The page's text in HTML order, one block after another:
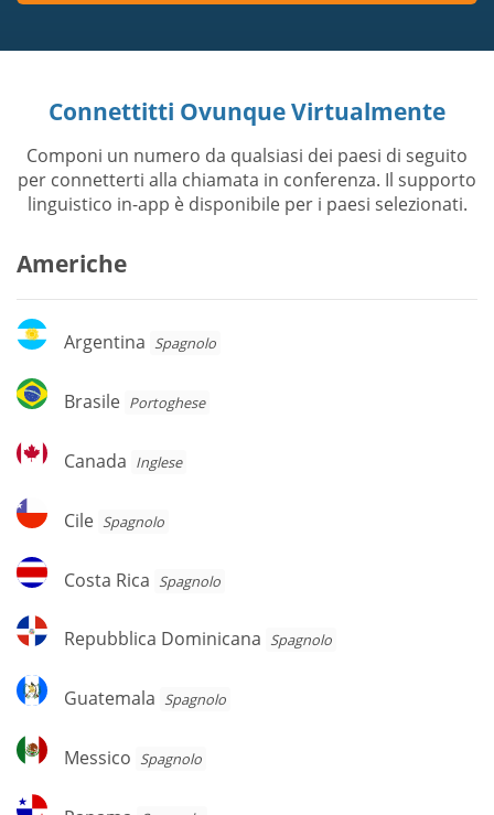
Connettitti Ovunque Virtualmente
Componi un numero da qualsiasi dei paesi di seguito
per connetterti alla chiamata in conferenza. Il supporto
linguistico in-app è disponibile per i paesi selezionati.
Americhe
Argentina
Argentina Spagnolo
Brasile
Brasile Portoghese
Canada
Canada Inglese
Cile
Cile Spagnolo
Costa
Rica
Costa Rica Spagnolo
Repubblica
Dominicana
Repubblica Dominicana Spagnolo
Guatemala
Guatemala Spagnolo
Messico
Messico Spagnolo
Panama